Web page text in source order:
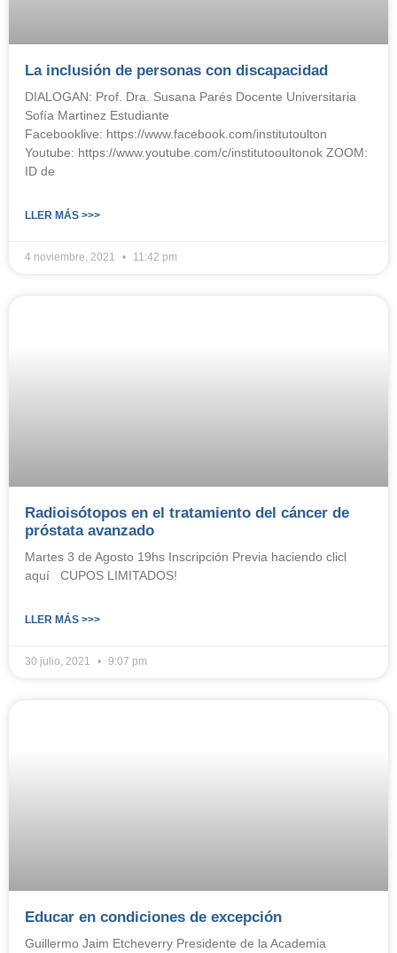
La inclusión de personas con discapacidad
DIALOGAN: Prof. Dra. Susana Parés Docente Universitaria
Sofía Martinez Estudiante
Facebooklive: https://www.facebook.com/institutoulton
Youtube: https://www.youtube.com/c/institutooultonok ZOOM:
ID de
LLER MÁS >>>
4 noviembre, 2021 11:42 pm
Radioisótopos en el tratamiento del cáncer de
próstata avanzado
Martes 3 de Agosto 19hs Inscripción Previa haciendo clicl
aquí CUPOS LIMITADOS!
LLER MÁS >>>
30 julio, 2021 9:07 pm
Educar en condiciones de excepción
Guillermo Jaim Etcheverry Presidente de la Academia